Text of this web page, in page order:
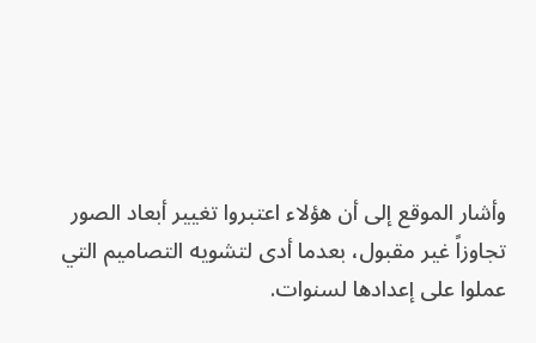
وأشار الموقع إلى أن هؤلاء اعتبروا تغيير أبعاد الصور
تجاوزاً غير مقبول، بعدما أدى لتشويه التصاميم التي
عملوا على إعدادها لسنوات.